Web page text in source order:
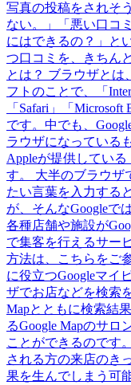
写真の投稿をされそ
ない。」「悪い口コ
にはできるの？」と
つ口コミを、きちん
とは？ ブラウザとは
フトのことで、「
「Safari」「
です。中でも、
ラウザになっている
Appleが提供している
す。 大半のブラウザ
たい言葉を入力する
が、そんなGoogleで
各種店舗や施設が
で集客を行えるサー
方法は、こちらをご
に役立つGoogleマイ
ザでお店などを検索
Mapとともに検索結
るGoogle Mapのサロ
ことができるのです
される方の来店のき
果を生んでしまう可